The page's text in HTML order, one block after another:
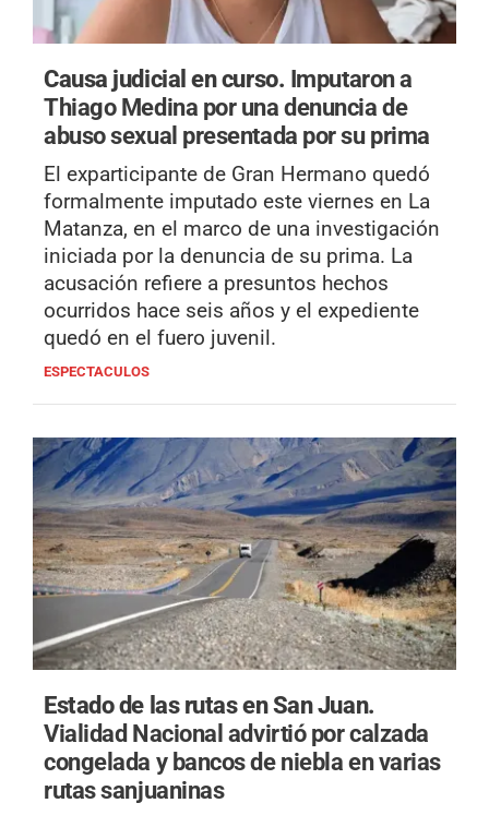
Causa judicial en curso. Imputaron a
Thiago Medina por una denuncia de
abuso sexual presentada por su prima
El exparticipante de Gran Hermano quedó
formalmente imputado este viernes en La
Matanza, en el marco de una investigación
iniciada por la denuncia de su prima. La
acusación refiere a presuntos hechos
ocurridos hace seis años y el expediente
quedó en el fuero juvenil.
ESPECTACULOS
Estado de las rutas en San Juan.
Vialidad Nacional advirtió por calzada
congelada y bancos de niebla en varias
rutas sanjuaninas